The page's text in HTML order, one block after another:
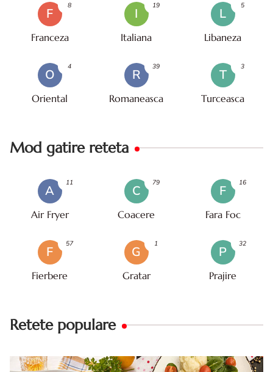
F
Franceza
8
I
Italiana
19
L
Libaneza
5
O
Oriental
4
R
Romaneasca
39
T
Turceasca
3
Mod gatire reteta
A
Air Fryer
11
C
Coacere
79
F
Fara Foc
16
F
Fierbere
57
G
Gratar
1
P
Prajire
32
Retete populare